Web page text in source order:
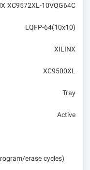
XC9572XL-10VQG64C
LQFP-64(10x10)
XILINX
XC9500XL
Tray
Active
erase cycles)